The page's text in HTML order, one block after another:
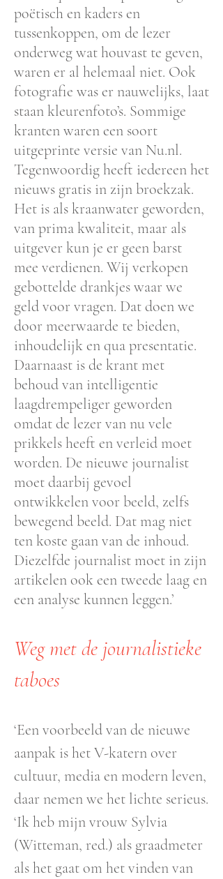
poëtisch en kaders en
tussenkoppen, om de lezer
onderweg wat houvast te geven,
waren er al helemaal niet. Ook
fotografie was er nauwelijks, laat
staan kleurenfoto’s. Sommige
kranten waren een soort
uitgeprinte versie van Nu.nl.
Tegenwoordig heeft iedereen het
nieuws gratis in zijn broekzak.
Het is als kraanwater geworden,
van prima kwaliteit, maar als
uitgever kun je er geen barst
mee verdienen. Wij verkopen
gebottelde drankjes waar we
geld voor vragen. Dat doen we
door meerwaarde te bieden,
inhoudelijk en qua presentatie.
Daarnaast is de krant met
behoud van intelligentie
laagdrempeliger geworden
omdat de lezer van nu vele
prikkels heeft en verleid moet
worden. De nieuwe journalist
moet daarbij gevoel
ontwikkelen voor beeld, zelfs
bewegend beeld. Dat mag niet
ten koste gaan van de inhoud.
Diezelfde journalist moet in zijn
artikelen ook een tweede laag en
een analyse kunnen leggen.’
Weg met de journalistieke
taboes
‘Een voorbeeld van de nieuwe
aanpak is het V-katern over
cultuur, media en modern leven,
daar nemen we het lichte serieus.
‘Ik heb mijn vrouw Sylvia
(Witteman, red.) als graadmeter
als het gaat om het vinden van